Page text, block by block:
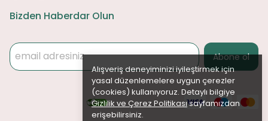
Alışveriş deneyiminizi iyileştirmek için
yasal düzenlemelere uygun çerezler
(cookies) kullanıyoruz. Detaylı bilgiye
Gizlilik ve Çerez Politikasısayfamızdan
erişebilirsiniz.
Bizden Haberdar Olun
Abone ol